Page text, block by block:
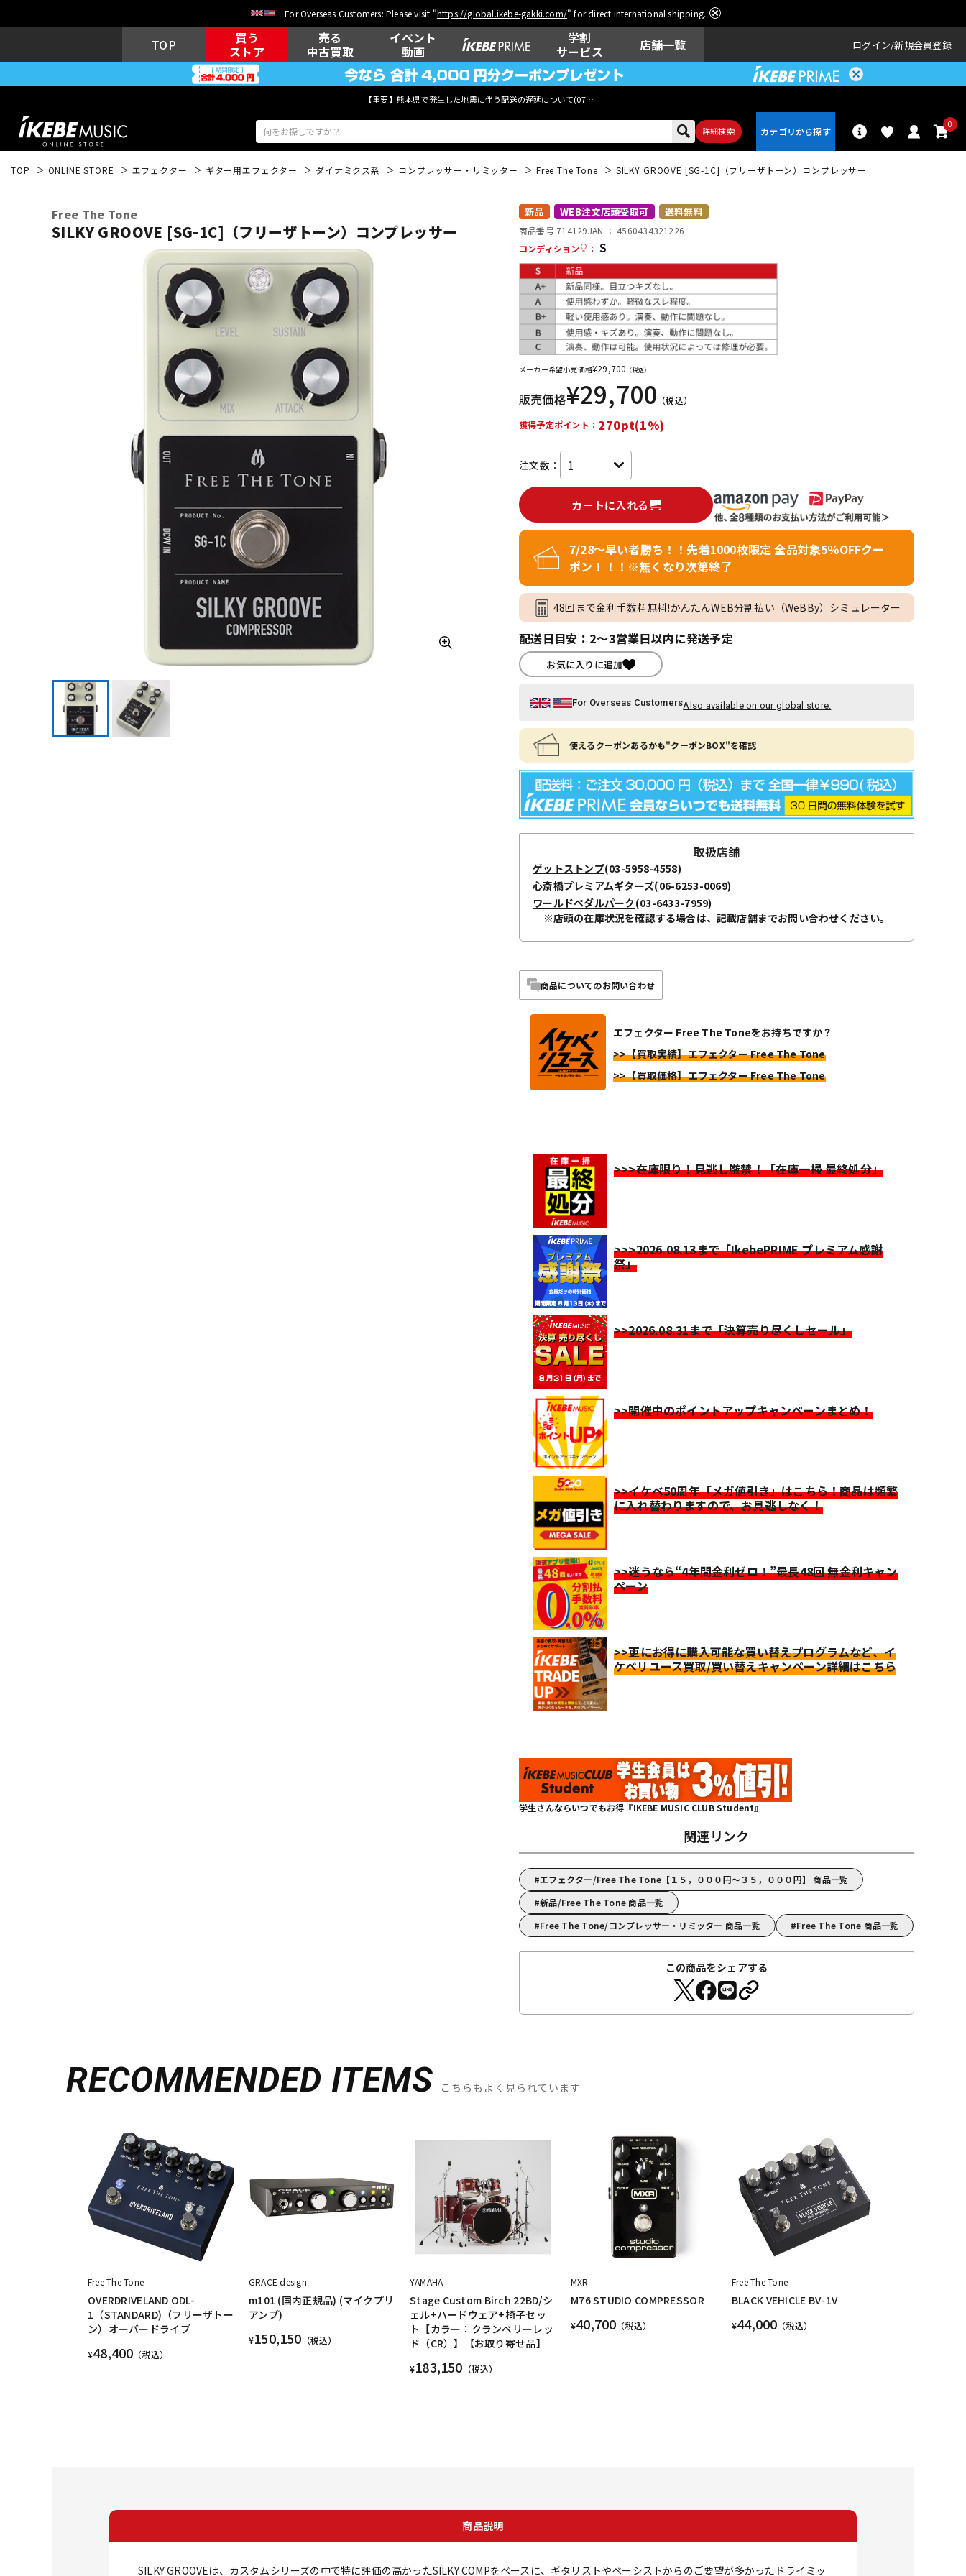
For Overseas Customers: Please visit "https://global.ikebe-gakki.com/" for direct international shipping.
TOP
買う
ストア
売る
中古買取
イベント
動画
学割
サービス
店舗一覧 ログイン 新規会員登録
【重要】熊本県で発生した地震に伴う配送の遅延について(07月29日
詳細検索
0
ウクレレ ドラム
キーボード 電子ピアノ その他楽器
レコーディン
グ機器
配信/ライブ
機器
ヴィンテージ
TOP ONLINE STORE エフェクター ギター用エフェクター ダイナミクス系 コンプレッサー・リミッター Free The Tone SILKY GROOVE [SG-1C]（フリーザトーン）コンプレッサー
Free The Tone
SILKY GROOVE [SG-1C]（フリーザトーン）コンプレッサー
新品 WEB注文店頭受取可 送料無料
商品番号 714129JAN ： 4560434321226
コンディション
： S
メーカー希望小売価格¥29,700 （税込）
販売価格¥29,700 （税込）
獲得予定ポイント： 270pt(1%)
注文数：
カートに入れる
7/28～早い者勝ち！！先着1000枚限定 全品対象5％OFFクー
ポン！！！※無くなり次第終了
48回まで金利手数料無料!かんたんWEB分割払い（WeBBy）シミュレーター
配送日目安：2～3営業日以内に発送予定
お気に入りに追加
For Overseas CustomersAlso available on our global store.
使えるクーポンあるかも"クーポンBOX"を確認
取扱店舗
ゲットストンプ(03-5958-4558)
心斎橋プレミアムギターズ(06-6253-0069)
ワールドペダルパーク(03-6433-7959)
※店頭の在庫状況を確認する場合は、記載店舗までお問い合わせください。
商品についてのお問い合わせ
エフェクター Free The Toneをお持ちですか？
>>【買取実績】エフェクター Free The Tone
>>【買取価格】エフェクター Free The Tone
>>>在庫限り！見逃し厳禁！「在庫一掃 最終処分」
>>>2026.08.13まで「IkebePRIME プレミアム感謝
祭」
>>2026.08.31まで「決算売り尽くしセール」
>>開催中のポイントアップキャンペーンまとめ！
>>イケベ50周年「メガ値引き」はこちら！商品は頻繁
に入れ替わりますので、お見逃しなく！
>>迷うなら“4年間金利ゼロ！”最長48回 無金利キャン
ペーン
>>更にお得に購入可能な買い替えプログラムなど、イ
ケベリユース買取/買い替えキャンペーン詳細はこちら
学生さんならいつでもお得『IKEBE MUSIC CLUB Student』
関連リンク
エフェクター/Free The Tone【１５，０００円～３５，０００円】 商品一覧
新品/Free The Tone 商品一覧
Free The Tone/コンプレッサー・リミッター 商品一覧
Free The Tone 商品一覧
この商品をシェアする
RECOMMENDED ITEMS こちらもよく見られています
Free The Tone
OVERDRIVELAND ODL-
1（STANDARD)（フリーザトー
ン）オーバードライブ
¥48,400 （税込）
GRACE design
m101 (国内正規品) (マイクプリ
アンプ)
¥150,150 （税込）
YAMAHA
Stage Custom Birch 22BD/シ
ェル+ハードウェア+椅子セッ
ト【カラー：クランベリーレッ
ド（CR）】【お取り寄せ品】
¥183,150 （税込）
MXR
M76 STUDIO COMPRESSOR
¥40,700 （税込）
Free The Tone
BLACK VEHICLE BV-1V
¥44,000 （税込）
商品説明
SILKY GROOVEは、カスタムシリーズの中で特に評価の高かったSILKY COMPをベースに、ギタリストやベーシストからのご要望が多かったドライミッ